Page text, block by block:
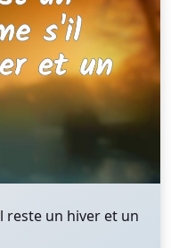
reste un hiver et un